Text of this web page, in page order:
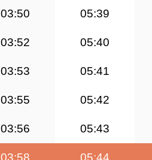
03:50 05:39
03:52 05:40
03:53 05:41
03:55 05:42
03:56 05:43
03:58 05:44